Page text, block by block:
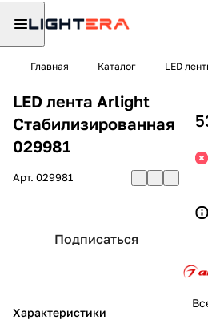
Главная Каталог LED
LED лента Arlight
Стабилизированная
029981
Арт. 029981
Подписаться
Характеристики